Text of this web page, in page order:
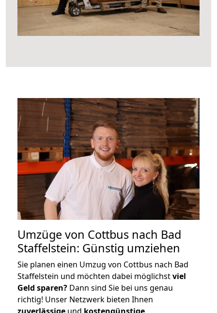
Umzüge von Cottbus nach Bad
Staffelstein: Günstig umziehen
Sie planen einen Umzug von Cottbus nach Bad
Staffelstein und möchten dabei möglichstviel
Geld sparen? Dann sind Sie bei uns genau
richtig! Unser Netzwerk bieten Ihnen